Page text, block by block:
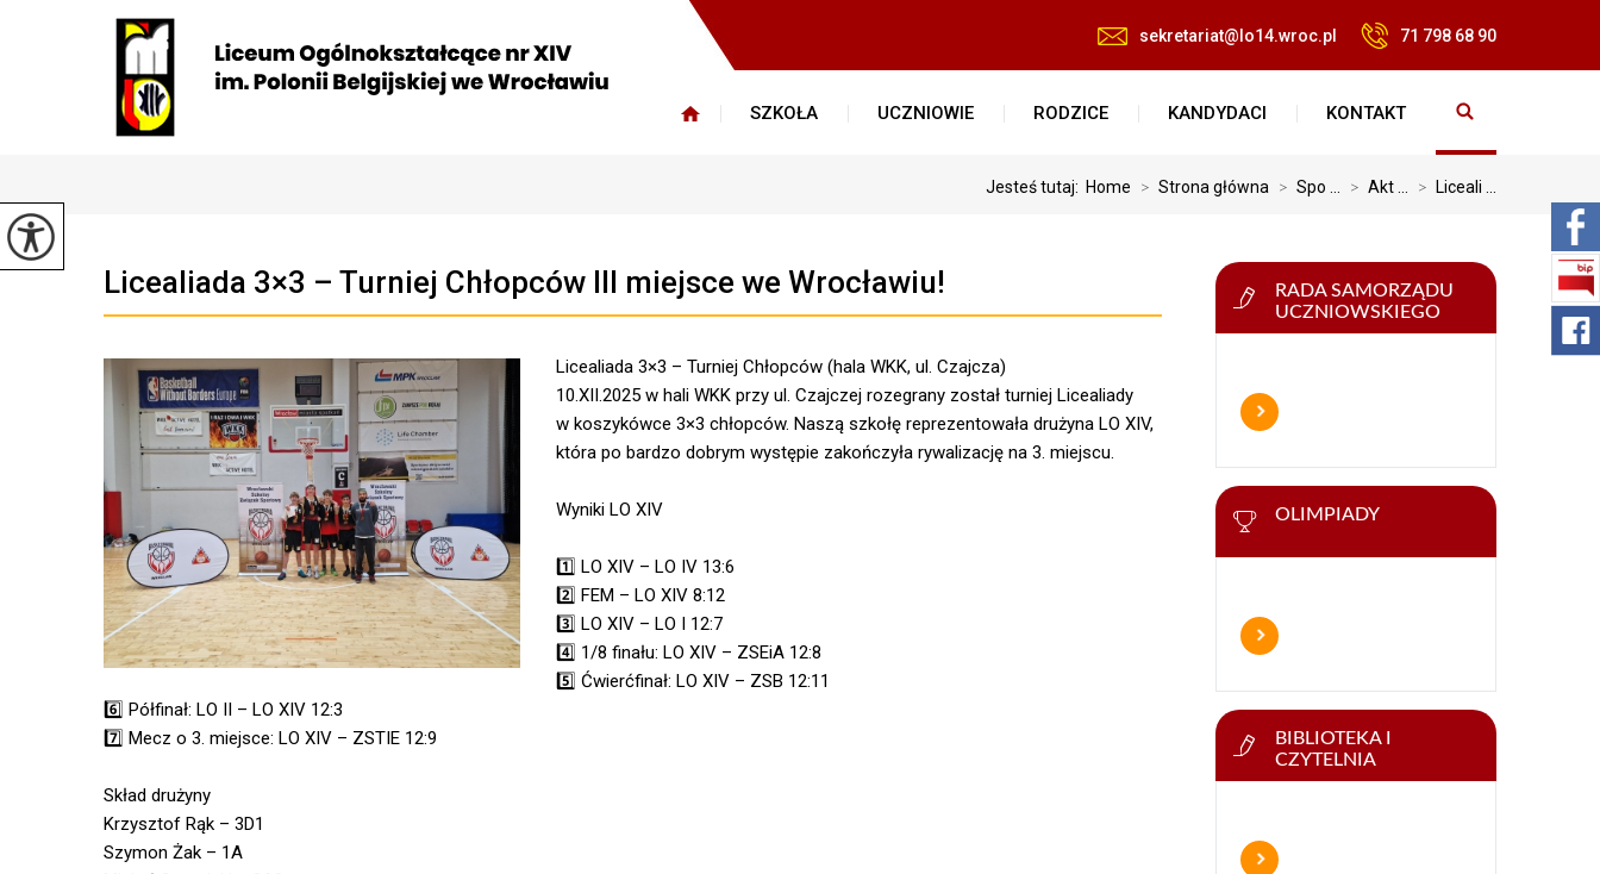
sekretariat@lo14.wroc.pl 71 798 68 90
SZKOŁA UCZNIOWIE RODZICE KANDYDACI KONTAKT
Jesteś tutaj: Home > Strona główna > Spo ... > Akt ... > Liceali ...
Licealiada 3×3 – Turniej Chłopców III miejsce we Wrocławiu!
Licealiada 3×3 – Turniej Chłopców (hala WKK, ul. Czajcza)
10.XII.2025 w hali WKK przy ul. Czajczej rozegrany został turniej Licealiady
w koszykówce 3×3 chłopców. Naszą szkołę reprezentowała drużyna LO XIV,
która po bardzo dobrym występie zakończyła rywalizację na 3. miejscu.
Wyniki LO XIV
1️⃣ LO XIV – LO IV 13:6
2️⃣ FEM – LO XIV 8:12
3️⃣ LO XIV – LO I 12:7
4️⃣ 1/8 finału: LO XIV – ZSEiA 12:8
5️⃣ Ćwierćfinał: LO XIV – ZSB 12:11
6️⃣ Półfinał: LO II – LO XIV 12:3
7️⃣ Mecz o 3. miejsce: LO XIV – ZSTIE 12:9
Skład drużyny
Krzysztof Rąk – 3D1
Szymon Żak – 1A
RADA SAMORZĄDU
UCZNIOWSKIEGO
OLIMPIADY
BIBLIOTEKA I
CZYTELNIA